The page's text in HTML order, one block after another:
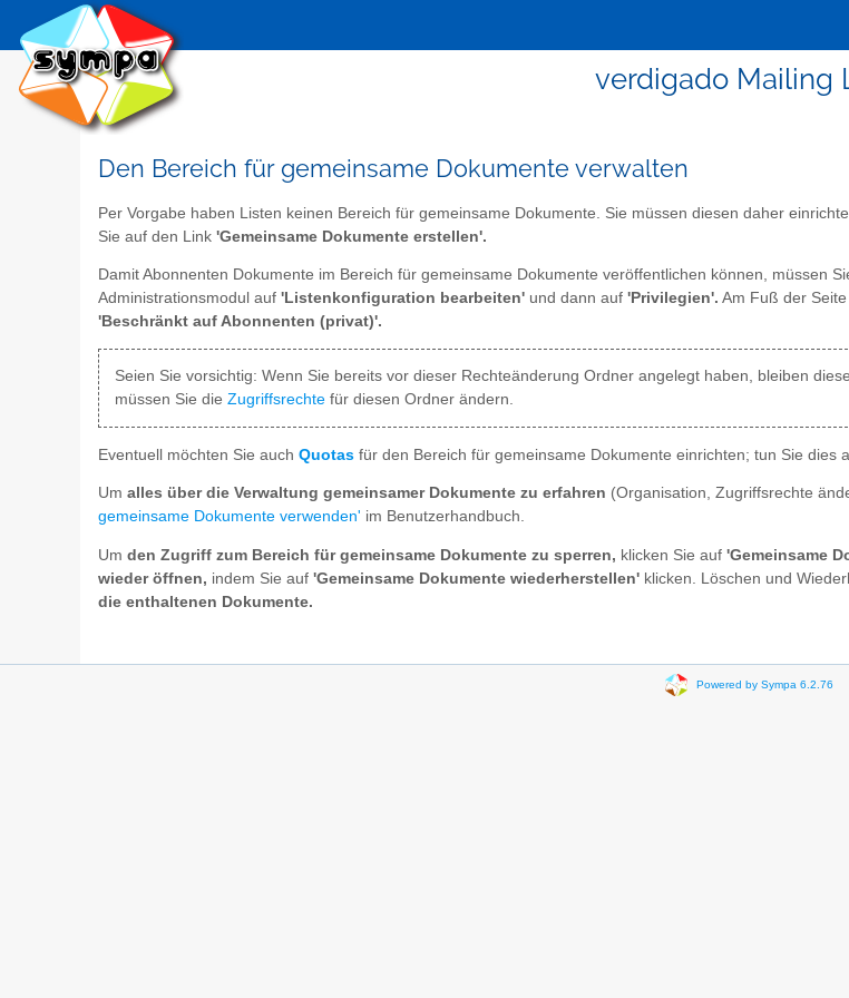
verdigado Mailing
Den Bereich für gemeinsame Dokumente verwalten
Per Vorgabe haben Listen keinen Bereich für gemeinsame Dokumente. Sie müssen diesen daher
Sie auf den Link 'Gemeinsame Dokumente erstellen'.
Damit Abonnenten Dokumente im Bereich für gemeinsame Dokumente veröffentlichen können, müssen
Administrationsmodul auf 'Listenkonfiguration bearbeiten' und dann auf 'Privilegien'. Am Fuß der
'Beschränkt auf Abonnenten (privat)'.
Seien Sie vorsichtig: Wenn Sie bereits vor dieser Rechteänderung Ordner angelegt haben, bleiben
müssen Sie die Zugriffsrechtefür diesen Ordner ändern.
Eventuell möchten Sie auch Quotas für den Bereich für gemeinsame Dokumente einrichten; tun Sie dies
Um alles über die Verwaltung gemeinsamer Dokumente zu erfahren (Organisation, Zugriffsrechte
gemeinsame Dokumente verwenden' im Benutzerhandbuch.
Um den Zugriff zum Bereich für gemeinsame Dokumente zu sperren, klicken Sie auf 'Gemeinsame
wieder öffnen, indem Sie auf 'Gemeinsame Dokumente wiederherstellen' klicken. Löschen und
die enthaltenen Dokumente.
Powered by Sympa 6.2.76